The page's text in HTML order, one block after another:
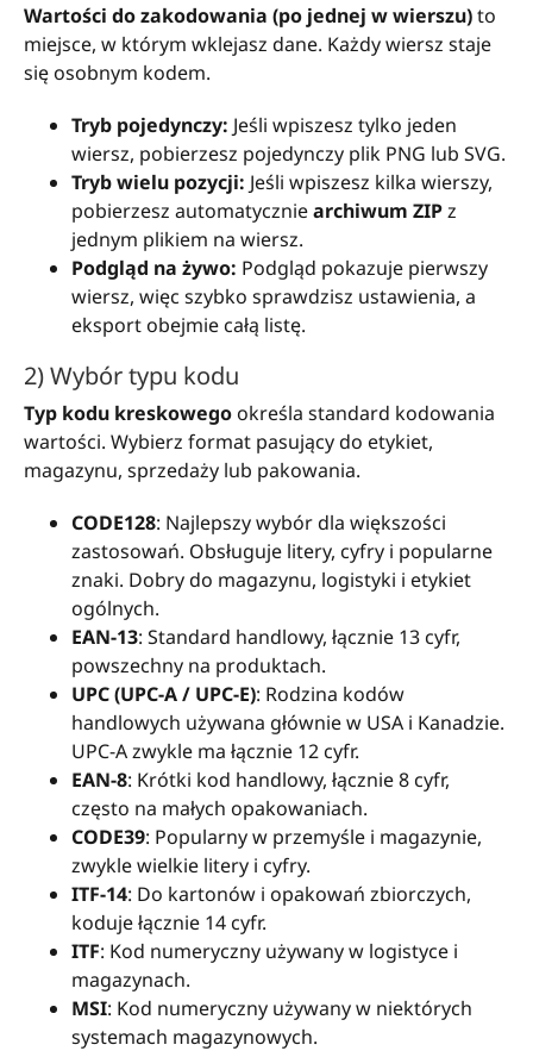
Wartości do zakodowania (po jednej w wierszu)to
miejsce, w którym wklejasz dane. Każdy wiersz staje
się osobnym kodem.
Tryb pojedynczy: Jeśli wpiszesz tylko jeden
wiersz, pobierzesz pojedynczy plik PNG lub SVG.
Tryb wielu pozycji: Jeśli wpiszesz kilka wierszy,
pobierzesz automatyczniearchiwum ZIPz
jednym plikiem na wiersz.
Podgląd na żywo: Podgląd pokazuje pierwszy
wiersz, więc szybko sprawdzisz ustawienia, a
eksport obejmie całą listę.
2) Wybór typu kodu
Typ kodu kreskowego określa standard kodowania
wartości. Wybierz format pasujący do etykiet,
magazynu, sprzedaży lub pakowania.
CODE128: Najlepszy wybór dla większości
zastosowań. Obsługuje litery, cyfry i popularne
znaki. Dobry do magazynu, logistyki i etykiet
ogólnych.
EAN-13: Standard handlowy, łącznie 13 cyfr,
powszechny na produktach.
UPC (UPC-A / UPC-E): Rodzina kodów
handlowych używana głównie w USA i Kanadzie.
UPC-A zwykle ma łącznie 12 cyfr.
EAN-8: Krótki kod handlowy, łącznie 8 cyfr,
często na małych opakowaniach.
CODE39: Popularny w przemyśle i magazynie,
zwykle wielkie litery i cyfry.
ITF-14: Do kartonów i opakowań zbiorczych,
koduje łącznie 14 cyfr.
ITF: Kod numeryczny używany w logistyce i
magazynach.
MSI: Kod numeryczny używany w niektórych
systemach magazynowych.